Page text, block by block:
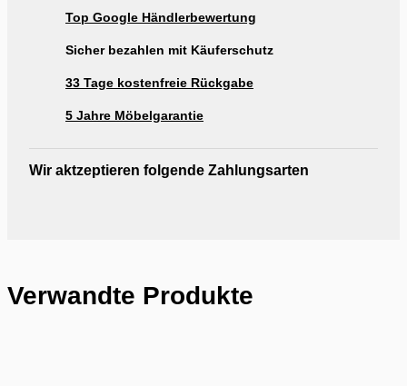
Ausstellung Möbel Rogg Reutlingen
Top Google Händlerbewertung
Sicher bezahlen mit Käuferschutz
33 Tage kostenfreie Rückgabe
5 Jahre Möbelgarantie
Wir aktzeptieren folgende Zahlungsarten
Verwandte Produkte